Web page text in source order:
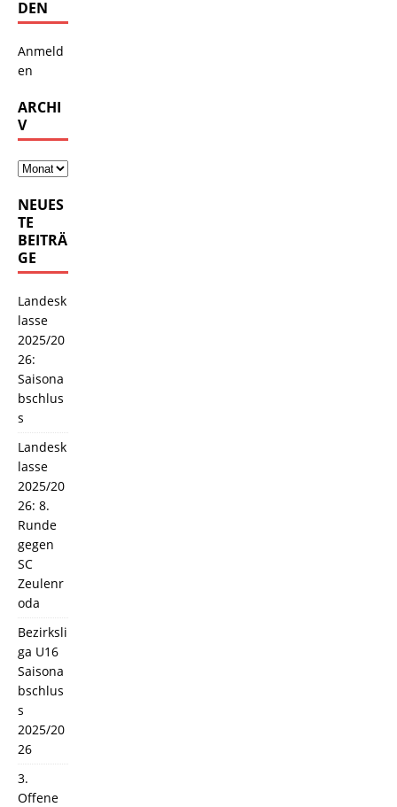
DEN
Anmeld
en
ARCHI
V
NEUES
TE
BEITRÄ
GE
Landesk
lasse
2025/20
26:
Saisona
bschlus
s
Landesk
lasse
2025/20
26: 8.
Runde
gegen
SC
Zeulenr
oda
Bezirksli
ga U16
Saisona
bschlus
s
2025/20
26
3.
Offene